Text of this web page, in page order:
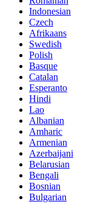
Indonesian
Czech
Afrikaans
Swedish
Polish
Basque
Catalan
Esperanto
Hindi
Lao
Albanian
Amharic
Armenian
Azerbaijani
Belarusian
Bengali
Bosnian
Bulgarian